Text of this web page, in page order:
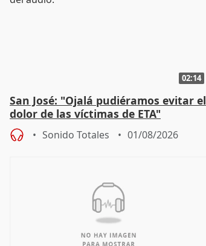
02:14
San José: "Ojalá pudiéramos evitar el
dolor de las víctimas de ETA"
Sonido Totales 01/08/2026